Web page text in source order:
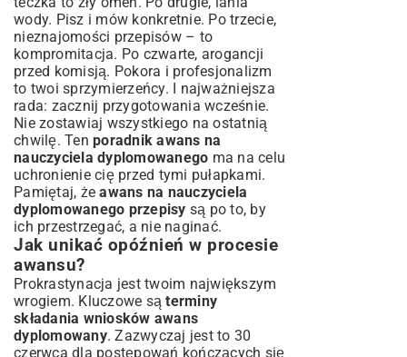
wody. Pisz i mów konkretnie. Po trzecie,
nieznajomości przepisów – to
kompromitacja. Po czwarte, arogancji
przed komisją. Pokora i profesjonalizm
to twoi sprzymierzeńcy. I najważniejsza
rada: zacznij przygotowania wcześnie.
Nie zostawiaj wszystkiego na ostatnią
chwilę. Ten poradnik awans na
nauczyciela dyplomowanego ma na celu
uchronienie cię przed tymi pułapkami.
Pamiętaj, żeawans na nauczyciela
dyplomowanego przepisy są po to, by
ich przestrzegać, a nie naginać.
Jak unikać opóźnień w procesie
awansu?
Prokrastynacja jest twoim największym
wrogiem. Kluczowe sąterminy
składania wniosków awans
dyplomowany. Zazwyczaj jest to 30
czerwca dla postępowań kończących się